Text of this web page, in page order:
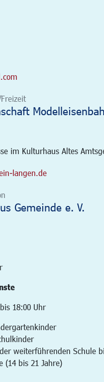
im Kulturhaus Altes
langen.de
Gemeinde e. V.
18:00 Uhr
weiterführenden Schule
(14 bis 21 Jahre)